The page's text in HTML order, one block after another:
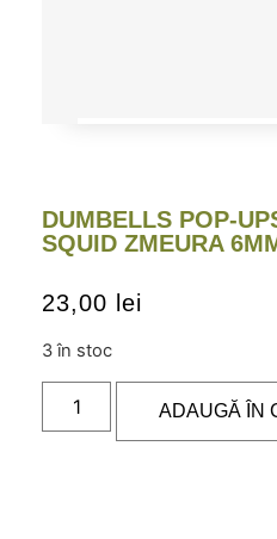
DUMBELLS POP-
SQUID ZMEURA
23,00 lei
3 în stoc
ADAUGĂ ÎN